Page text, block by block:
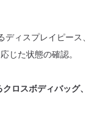
ィスプレイピース、
じた状態の確認。
ロスボディバッグ、